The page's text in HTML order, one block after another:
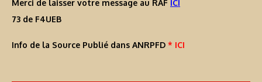
Merci de laisser votre message au RAF ICI
73 de F4UEB
Info de la Source Publié dans ANRPFD * ICI